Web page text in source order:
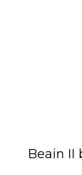
Beain II